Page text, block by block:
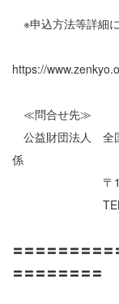
※申込方法等詳細
https://
≪問合せ先≫
公益財団法人 全
係
〒104-0033
TEL：03-
〓〓〓〓〓〓〓〓
〓〓〓〓〓〓〓〓